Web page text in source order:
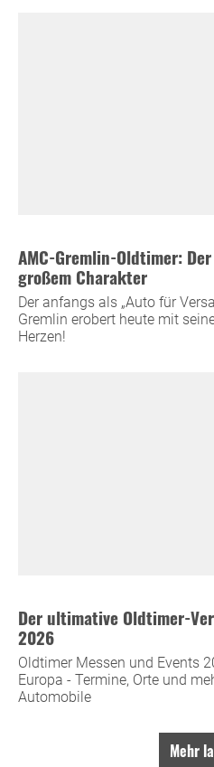
AMC-Gremlin-Oldtimer:
großem Charakter
Der anfangs als „Auto für
Gremlin erobert heute mit
Herzen!
Der ultimative Oldtimer-
2026
Oldtimer Messen und Events
Europa - Termine, Orte und
Automobile
Mehr